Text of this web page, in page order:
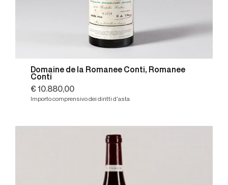
Domaine de la Romanee Conti, Romanee
Conti
€ 10.880,00
Importo comprensivo dei diritti d'asta